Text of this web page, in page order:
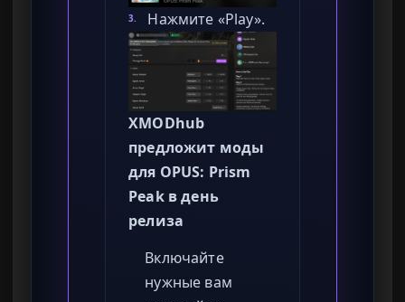
3. Нажмите «Play».
XMODhub
предложит моды
для OPUS: Prism
Peak в день
релиза
Включайте
нужные вам